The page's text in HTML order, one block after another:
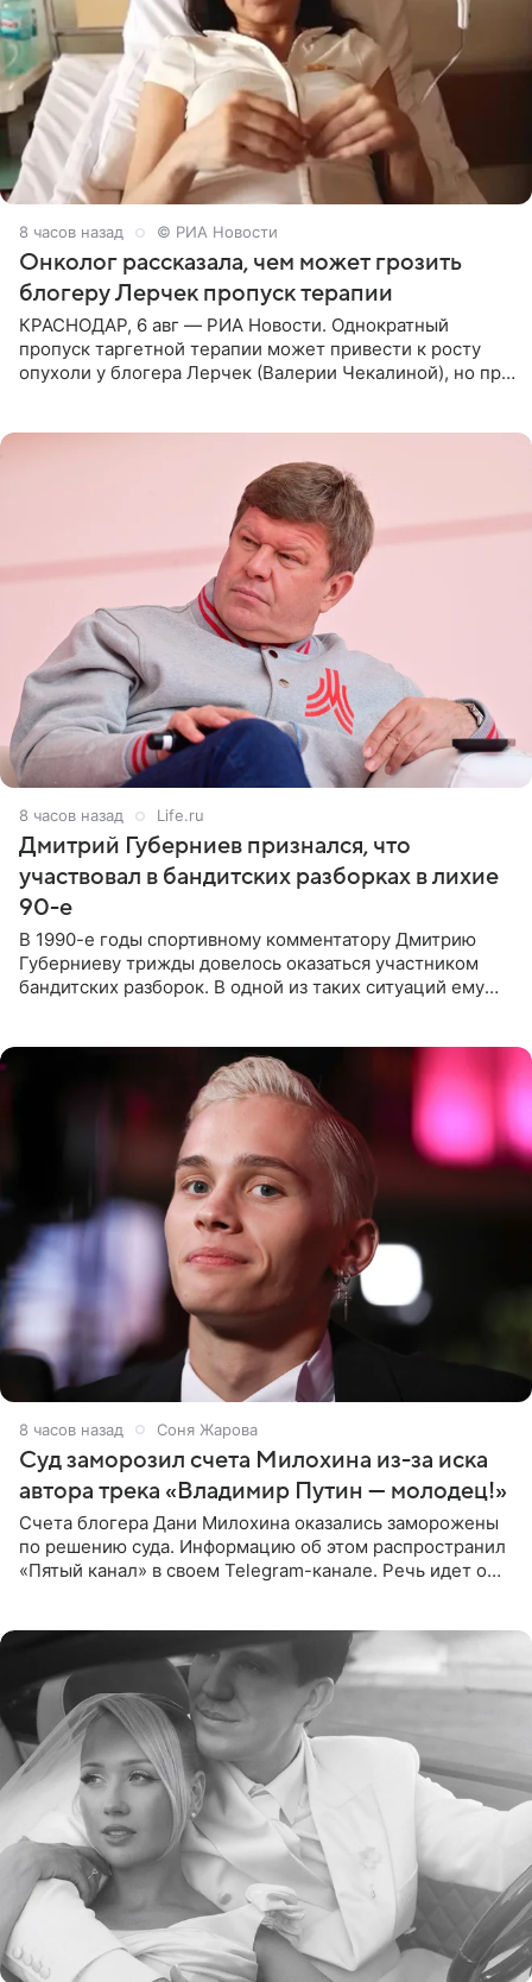
8 часов назад © РИА Новости
Онколог рассказала, чем может грозить
блогеру Лерчек пропуск терапии
КРАСНОДАР, 6 авг — РИА Новости. Однократный
пропуск таргетной терапии может привести к росту
опухоли у блогера Лерчек (Валерии Чекалиной), но при
8 часов назад Life.ru
Дмитрий Губерниев признался, что
участвовал в бандитских разборках в лихие
90-е
В 1990-е годы спортивному комментатору Дмитрию
Губерниеву трижды довелось оказаться участником
бандитских разборок. В одной из таких ситуаций ему
8 часов назад Соня Жарова
Суд заморозил счета Милохина из-за иска
автора трека «Владимир Путин — молодец!»
Счета блогера Дани Милохина оказались заморожены
по решению суда. Информацию об этом распространил
«Пятый канал» в своем Telegram-канале. Речь идет о